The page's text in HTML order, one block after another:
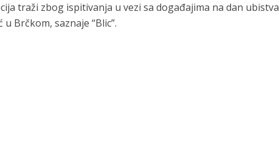
traži zbog ispitivanja u vezi sa događajima na dan ubistva
Brčkom, saznaje “Blic”.